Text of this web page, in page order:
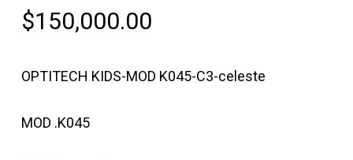
$150,000.00
OPTITECH KIDS-MOD K045-C3-celeste
MOD .K045